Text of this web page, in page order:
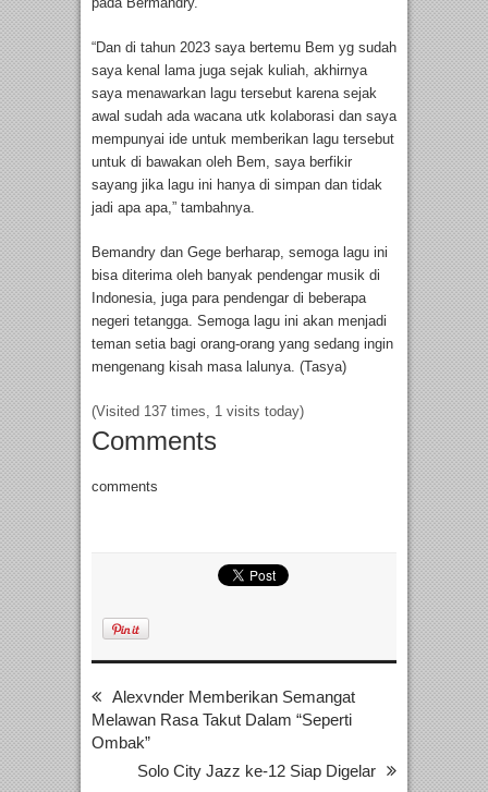
“Dan di tahun 2023 saya bertemu Bem yg sudah
saya kenal lama juga sejak kuliah, akhirnya
saya menawarkan lagu tersebut karena sejak
awal sudah ada wacana utk kolaborasi dan saya
mempunyai ide untuk memberikan lagu tersebut
untuk di bawakan oleh Bem, saya berfikir
sayang jika lagu ini hanya di simpan dan tidak
jadi apa apa,” tambahnya.
Bemandry dan Gege berharap, semoga lagu ini
bisa diterima oleh banyak pendengar musik di
Indonesia, juga para pendengar di beberapa
negeri tetangga. Semoga lagu ini akan menjadi
teman setia bagi orang-orang yang sedang ingin
mengenang kisah masa lalunya. (Tasya)
(Visited 137 times, 1 visits today)
Comments
comments
Alexvnder Memberikan Semangat
Melawan Rasa Takut Dalam “Seperti
Ombak”
Solo City Jazz ke-12 Siap Digelar